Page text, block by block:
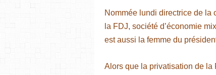
Nommée lundi directrice de la
la FDJ, société d’économie
est aussi la femme du
Alors que la privatisation de la